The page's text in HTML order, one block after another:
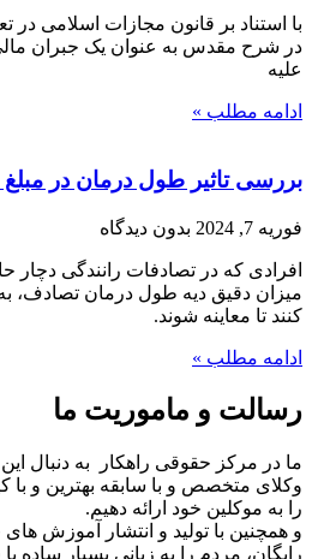
با استناد بر قانون مجازات اسلامی
در شرح مقدس به عنوان یک جبران
علیه
ادامه مطلب »
بررسی تاثیر طول درمان در مبلغ
فوریه 7, 2024 بدون دیدگاه
افرادی که در تصادفات رانندگی دچار
میزان دقیق دیه طول درمان تصادف،
کنند تا معاینه شوند.
ادامه مطلب »
رسالت و ماموریت ما
ما در مرکز حقوقی راهکار به دنبال این
وکلای متخصص و با سابقه بهترین و
را به موکلین خود ارائه دهیم.
و همچنین با تولید و انتشار آموزش
رایگان، مردم را به زبانی بسیار ساده